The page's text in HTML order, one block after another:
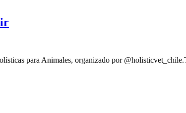
Doula
acompañando
para Animales, organizado por